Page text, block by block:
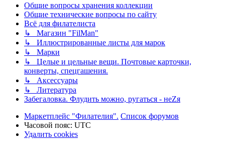
Общие вопросы хранения коллекции
Общие технические вопросы по сайту
Всё для филателиста
↳ Магазин "FilMan"
↳ Иллюстрированные листы для марок
↳ Марки
↳ Целые и цельные вещи. Почтовые карточки,
конверты, спецгашения.
↳ Аксессуары
↳ Литература
Забегаловка. Флудить можно, ругаться - неZя
Маркетплейс "Филателия". Список форумов
Часовой пояс: UTC
Удалить cookies